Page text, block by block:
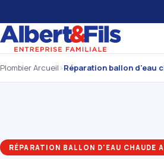
Plombier Arcueil ›Réparation ballon d'eau
RÉPARATION BALLON D'EAU CHAUDE